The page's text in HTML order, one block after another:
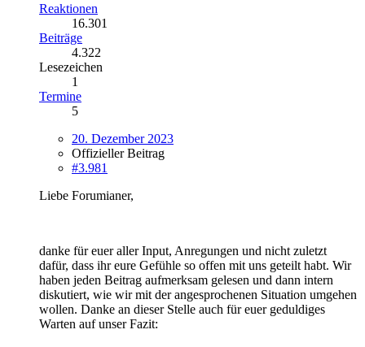
Reaktionen
16.301
Beiträge
4.322
Lesezeichen
1
Termine
5
20. Dezember 2023
Offizieller Beitrag
#3.981
Liebe Forumianer,
danke für euer aller Input, Anregungen und nicht zuletzt
dafür, dass ihr eure Gefühle so offen mit uns geteilt habt. Wir
haben jeden Beitrag aufmerksam gelesen und dann intern
diskutiert, wie wir mit der angesprochenen Situation umgehen
wollen. Danke an dieser Stelle auch für euer geduldiges
Warten auf unser Fazit: